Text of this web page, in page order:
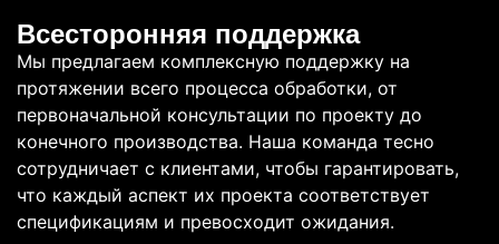
Всесторонняя поддержка
Мы предлагаем комплексную поддержку на
протяжении всего процесса обработки, от
первоначальной консультации по проекту до
конечного производства. Наша команда тесно
сотрудничает с клиентами, чтобы гарантировать,
что каждый аспект их проекта соответствует
спецификациям и превосходит ожидания.